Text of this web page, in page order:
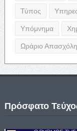
Τύπος
Υπόμνημα
Ωράριο
Πρόσφατο